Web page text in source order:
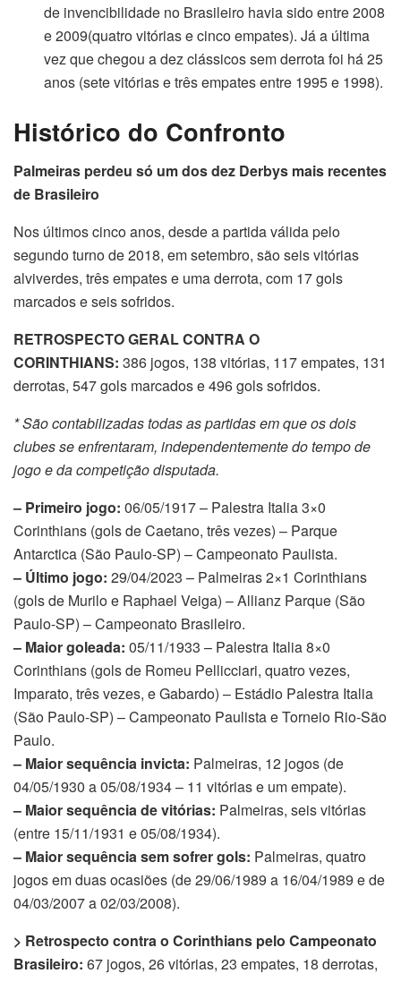
de invencibilidade no Brasileiro havia sido entre 2008
e 2009(quatro vitórias e cinco empates). Já a última
vez que chegou a dez clássicos sem derrota foi há 25
anos (sete vitórias e três empates entre 1995 e 1998).
Histórico do Confronto
Palmeiras perdeu só um dos dez Derbys mais recentes
de Brasileiro
Nos últimos cinco anos, desde a partida válida pelo
segundo turno de 2018, em setembro, são seis vitórias
alviverdes, três empatese uma derrota, com 17 gols
marcados e seis sofridos.
RETROSPECTO GERAL CONTRA O
CORINTHIANS: 386 jogos, 138 vitórias, 117 empates, 131
derrotas, 547 gols marcados e 496 gols sofridos.
* São contabilizadas todas as partidas em que os dois
clubes se enfrentaram, independentemente do tempo de
jogo e da competição disputada.
– Primeiro jogo: 06/05/1917 – Palestra Italia 3×0
Corinthians (gols de Caetano, três vezes) – Parque
Antarctica (São Paulo-SP) – Campeonato Paulista.
– Último jogo: 29/04/2023 – Palmeiras 2×1 Corinthians
(gols de Murilo e Raphael Veiga) – Allianz Parque (São
Paulo-SP) – Campeonato Brasileiro.
– Maior goleada: 05/11/1933 – Palestra Italia 8×0
Corinthians (gols de Romeu Pellicciari, quatro vezes,
Imparato, três vezes, e Gabardo) – Estádio Palestra Italia
(São Paulo-SP) – Campeonato Paulista e Torneio Rio-São
Paulo.
– Maior sequência invicta: Palmeiras, 12 jogos (de
04/05/1930 a 05/08/1934 – 11 vitórias e um empate).
– Maior sequência de vitórias: Palmeiras, seis vitórias
(entre 15/11/1931 e 05/08/1934).
– Maior sequência sem sofrer gols: Palmeiras, quatro
jogos em duas ocasiões (de 29/06/1989 a 16/04/1989 e de
04/03/2007 a 02/03/2008).
> Retrospecto contra o Corinthians pelo Campeonato
Brasileiro: 67 jogos, 26 vitórias, 23 empates, 18 derrotas,